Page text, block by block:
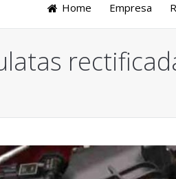
Home Empresa